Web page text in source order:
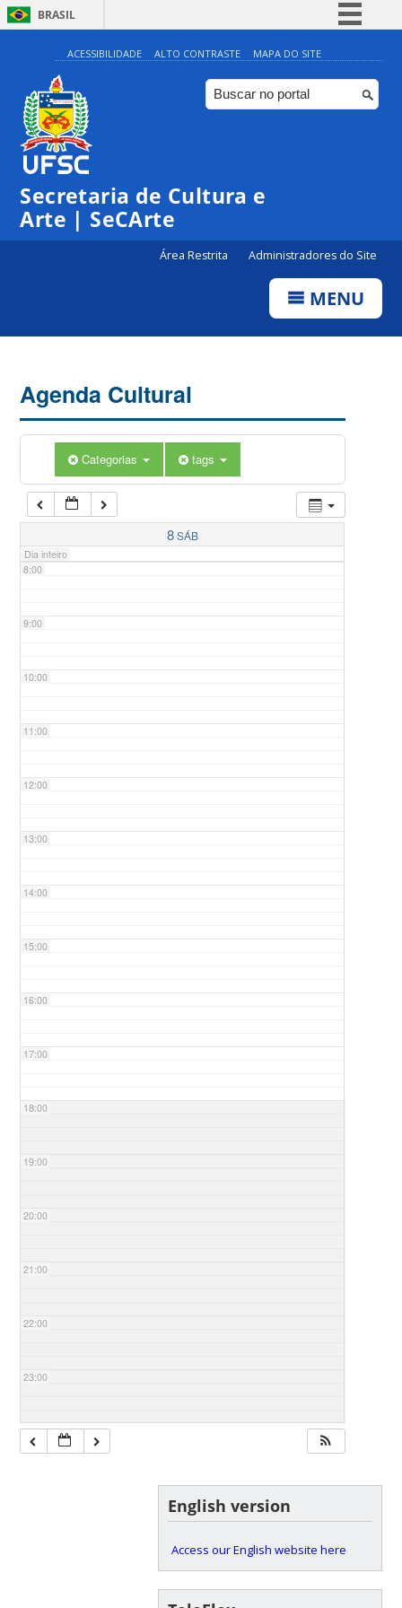
BRASIL
Simplifique!
Comunica BR
Participe
ACESSIBILIDADE ALTO CONTRASTE MAPA DO SITE
Secretaria de Cultura e
Arte | SeCArte
Área Restrita Administradores do Site
MENU
Agenda Cultural
Categorias tags
8SÁB
Dia inteiro
0:00
1:00
5:00
7:00
8:00
9:00
10:00
11:00
12:00
13:00
14:00
15:00
16:00
17:00
18:00
19:00
20:00
21:00
22:00
23:00
English version
Access our English website here